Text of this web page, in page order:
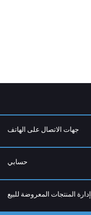
جهات الاتصال على الهاتف
حسابي
إدارة المنتجات المعروضة للبيع